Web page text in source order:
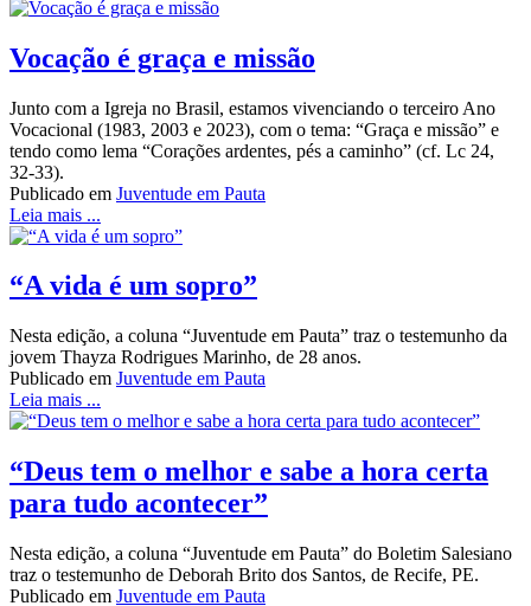
Vocação é graça e missão
Junto com a Igreja no Brasil, estamos vivenciando o terceiro Ano
Vocacional (1983, 2003 e 2023), com o tema: “Graça e missão” e
tendo como lema “Corações ardentes, pés a caminho” (cf. Lc 24,
32-33).
Publicado em Juventude em Pauta
Leia mais ...
“A vida é um sopro”
Nesta edição, a coluna “Juventude em Pauta” traz o testemunho da
jovem Thayza Rodrigues Marinho, de 28 anos.
Publicado em Juventude em Pauta
Leia mais ...
“Deus tem o melhor e sabe a hora certa
para tudo acontecer”
Nesta edição, a coluna “Juventude em Pauta” do Boletim Salesiano
traz o testemunho de Deborah Brito dos Santos, de Recife, PE.
Publicado em Juventude em Pauta